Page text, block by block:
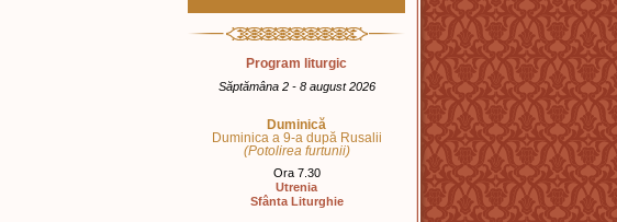
Program liturgic
Săptămâna 2 - 8 august 2026
Duminică
Duminica a 9-a după Rusalii
(Potolirea furtunii)
Ora 7.30
Utrenia
Sfânta Liturghie